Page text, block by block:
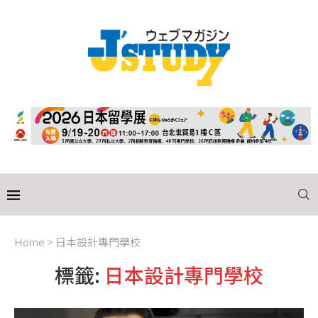
Home > 日本設計專門學校
標籤: 日本設計專門學校